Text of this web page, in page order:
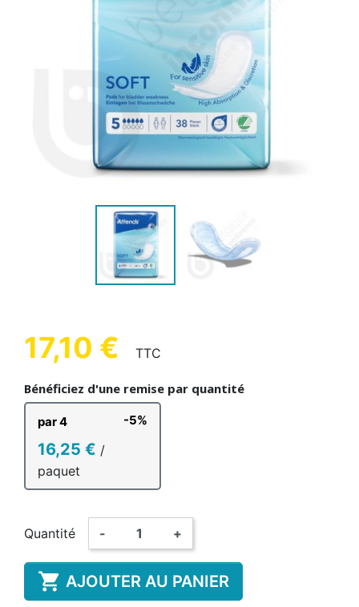
17,10 € TTC
Bénéficiez d'une remise par quantité
par 4 -5%
16,25 € /
paquet
Quantité - +
 AJOUTER AU PANIER